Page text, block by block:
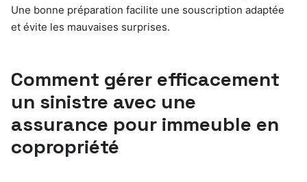
Une bonne préparation facilite une souscription adaptée
et évite les mauvaises surprises.
Comment gérer efficacement
un sinistre avec une
assurance pour immeuble en
copropriété